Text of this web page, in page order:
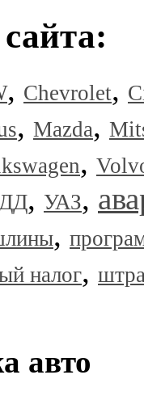
, Chevrolet,
, Mazda,
,
, УАЗ,
,
налог,
авто